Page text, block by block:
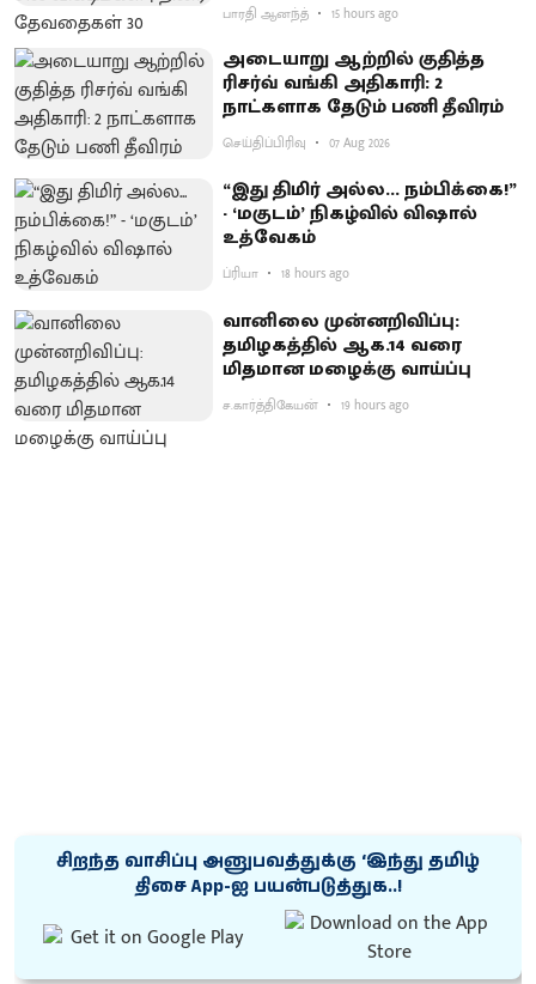
பாரதி ஆனந்த் 15 hours ago
அடையாறு ஆற்றில் குதித்த
ரிசர்வ் வங்கி அதிகாரி: 2
நாட்களாக தேடும் பணி தீவிரம்
செய்திப்பிரிவு 07 Aug 2026
“இது திமிர் அல்ல... நம்பிக்கை!”
- ‘மகுடம்’ நிகழ்வில் விஷால்
உத்வேகம்
ப்ரியா 18 hours ago
வானிலை முன்னறிவிப்பு:
தமிழகத்தில் ஆக.14 வரை
மிதமான மழைக்கு வாய்ப்பு
ச.கார்த்திகேயன் 19 hours ago
சிறந்த வாசிப்பு அனுபவத்துக்கு ‘இந்து தமிழ்
திசை App-ஐ பயன்படுத்துக..!